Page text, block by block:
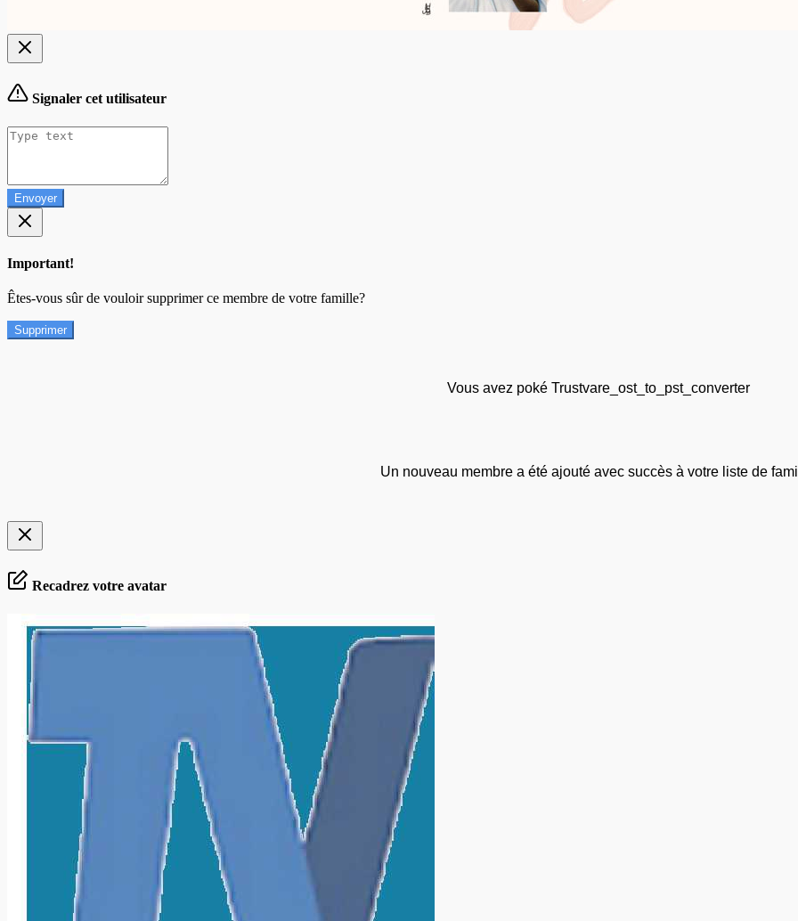
Signaler cet utilisateur
Envoyer
Important!
Êtes-vous sûr de vouloir supprimer ce membre de votre famille?
Supprimer
Vous avez poké Trustvare_ost_to_pst_converter
Un nouveau membre a été ajouté avec succès à votre liste de
Recadrez votre avatar